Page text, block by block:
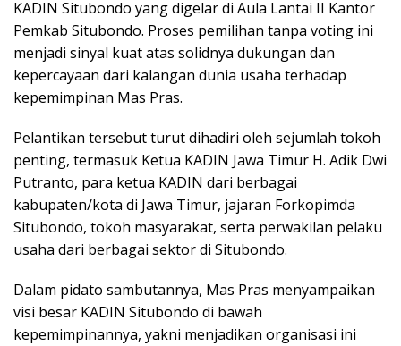
KADIN Situbondo yang digelar di Aula Lantai II Kantor
Pemkab Situbondo. Proses pemilihan tanpa voting ini
menjadi sinyal kuat atas solidnya dukungan dan
kepercayaan dari kalangan dunia usaha terhadap
kepemimpinan Mas Pras.
Pelantikan tersebut turut dihadiri oleh sejumlah tokoh
penting, termasuk Ketua KADIN Jawa Timur H. Adik Dwi
Putranto, para ketua KADIN dari berbagai
kabupaten/kota di Jawa Timur, jajaran Forkopimda
Situbondo, tokoh masyarakat, serta perwakilan pelaku
usaha dari berbagai sektor di Situbondo.
Dalam pidato sambutannya, Mas Pras menyampaikan
visi besar KADIN Situbondo di bawah
kepemimpinannya, yakni menjadikan organisasi ini